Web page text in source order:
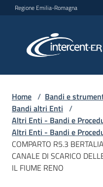
Vai al contenuto
Vai alla navigazione
Vai al footer
Regione Emilia-Romagna
per lo
L'Agenzia
Home / Bandi e
Bandi altri Enti /
Altri Enti - Bandi e
Altri Enti - Bandi e
COMPARTO R5.3
CANALE DI SCARICO
IL FIUME RENO